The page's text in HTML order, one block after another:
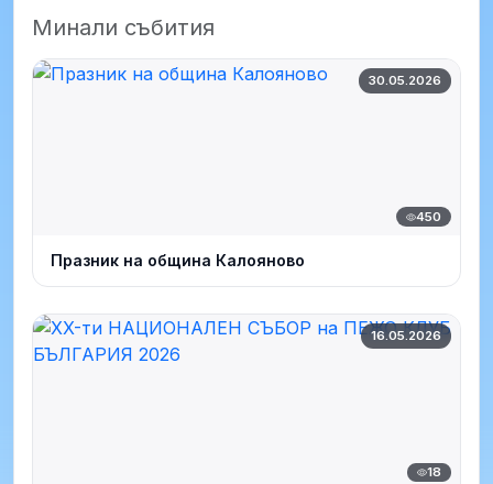
Минали събития
30.05.2026
450
Празник на община Калояново
16.05.2026
18